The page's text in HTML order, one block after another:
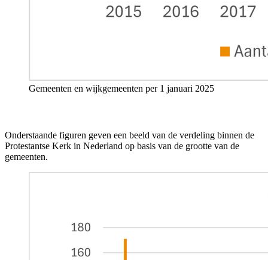
Gemeenten en wijkgemeenten per 1 januari 2025
Onderstaande figuren geven een beeld van de verdeling binnen de
Protestantse Kerk in Nederland op basis van de grootte van de
gemeenten.